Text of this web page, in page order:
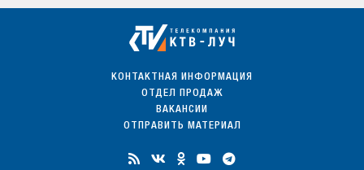
КОНТАКТНАЯ ИНФОРМАЦИЯ
ОТДЕЛ ПРОДАЖ
ВАКАНСИИ
ОТПРАВИТЬ МАТЕРИАЛ